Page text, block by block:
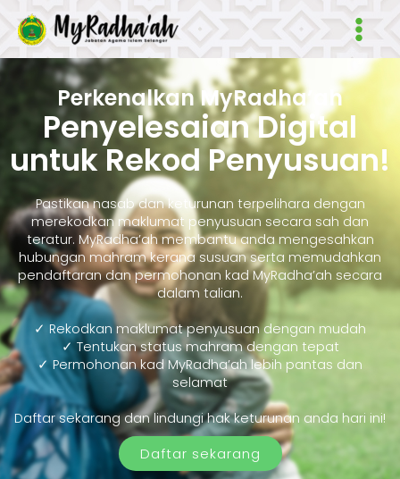
Main
Perkenalkan MyRadha’ah
Penyelesaian Digital
untuk Rekod Penyusuan!
Pastikan nasab dan keturunan terpelihara dengan
merekodkan maklumat penyusuan secara sah dan
teratur. MyRadha’ah membantu anda mengesahkan
hubungan mahram kerana susuan serta memudahkan
pendaftaran dan permohonan kad MyRadha’ah secara
dalam talian.
✓ Rekodkan maklumat penyusuan dengan mudah
✓ Tentukan status mahram dengan tepat
✓ Permohonan kad MyRadha’ah lebih pantas dan
selamat
Daftar sekarang dan lindungi hak keturunan anda hari ini!
Daftar sekarang